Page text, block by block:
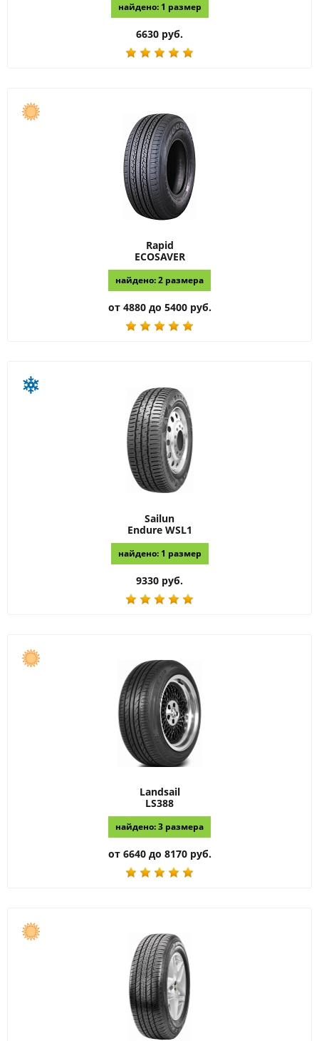
найдено: 1 размер
6630 руб.
Rapid
ECOSAVER
найдено: 2 размера
от 4880 до 5400 руб.
Sailun
Endure WSL1
найдено: 1 размер
9330 руб.
Landsail
LS388
найдено: 3 размера
от 6640 до 8170 руб.